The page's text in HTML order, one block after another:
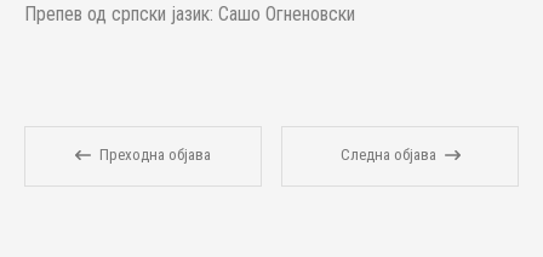
Препев од српски јазик: Сашо Огненовски
Преходна објава Следна објава